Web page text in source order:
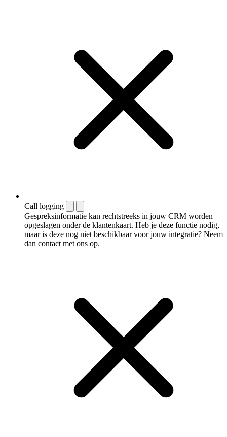
Call logging
Gespreksinformatie kan rechtstreeks in jouw CRM worden
opgeslagen onder de klantenkaart. Heb je deze functie nodig,
maar is deze nog niet beschikbaar voor jouw integratie? Neem
dan contact met ons op.